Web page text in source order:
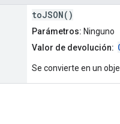
toJSON()
Parámetros: Ninguno
Valor de devolución:
Se convierte en un